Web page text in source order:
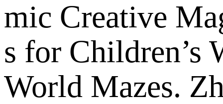
mic Creative
s for Children’s
World Mazes.